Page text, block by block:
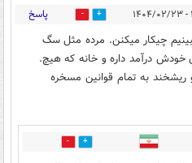
6 پاسخ
ببینیم چیکار میکنن. مرده مثل سگ
درآمد داره و خانه که هیچ.
ریشخند به تمام قوانین مسخره
4